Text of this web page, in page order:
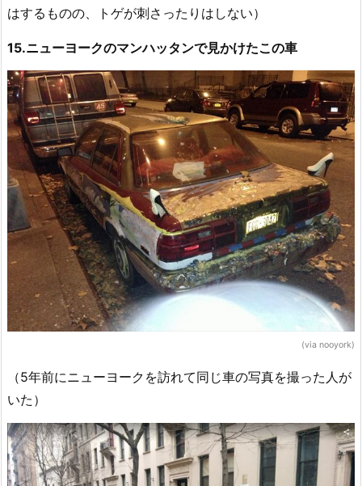
はするものの、トゲが刺さったりはしない）
15.ニューヨークのマンハッタンで見かけたこの車
(via nooyork)
（5年前にニューヨークを訪れて同じ車の写真を撮った人が
いた）